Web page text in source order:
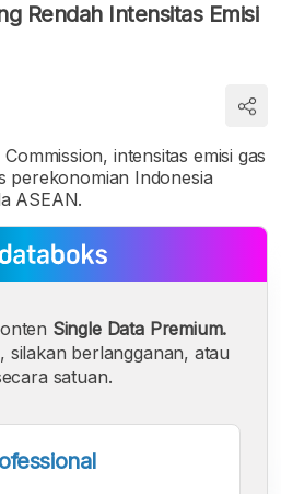
Rendah Intensitas Emisi
intensitas emisi gas
perekonomian Indonesia
ASEAN.
Single Data Premium.
silakan berlangganan, atau
satuan.